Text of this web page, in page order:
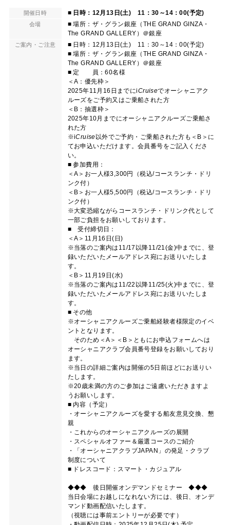
開催日時 ■ 日時：12月13日(土) 11：30～14：00(予定)
会場
■ 場所：ザ・グラン銀座（THE GRAND GINZA・
The GRAND GALLERY）＠銀座
ご案内・ご注意
■ 日時：12月13日(土) 11：30～14：00(予定)
■ 場所：ザ・グラン銀座（THE GRAND GINZA・
The GRAND GALLERY）＠銀座
■ 定 員：60名様
＜A：優先枠＞
2025年11月16日までにiCruiseでオーシャニアク
ルーズをご予約又はご乗船された方
＜B：抽選枠＞
2025年10月までにオーシャニアクルーズご乗船さ
れた方
※iCruise以外でご予約・ご乗船された方も＜B＞に
てお申込いただけます。会員番号をご記入くださ
い。
■ 参加費用：
＜A＞お一人様3,300円（税込/コースランチ・ドリ
ンク付）
＜B＞お一人様5,500円（税込/コースランチ・ドリ
ンク付）
※大変恐縮ながらコースランチ・ドリンク代として
一部ご負担をお願いしております。
■ 受付締切日：
＜A＞11月16日(日)
※当落のご案内は11/17以降11/21(金)中までに、登
録いただいたメールアドレス宛にお送りいたしま
す。
＜B＞11月19日(水)
※当落のご案内は11/22以降11/25(火)中までに、登
録いただいたメールアドレス宛にお送りいたしま
す。
■ その他
※オーシャニアクルーズご乗船経験者様限定のイベ
ントとなります。
そのため＜A＞＜B＞ともにお申込フォームへは
オーシャニアクラブ会員番号登録をお願いしており
ます。
※当日の詳細ご案内は開催の5日前ほどにお送りい
たします。
※20歳未満の方のご参加はご遠慮いただきますよ
うお願いします。
■ 内容（予定）
・オーシャニアクルーズを愛する船友意見交換、懇
親
・これからのオーシャニアクルーズの展開
・スペシャルオファー＆厳選コースのご紹介
・「オーシャニアクラブJAPAN」の発足・クラブ
制度について
■ ドレスコード：スマート・カジュアル
◆◆◆ 後日開催オンデマンドセミナー ◆◆◆
当日会場にお越しになれない方には、後日、オンデ
マンド動画配信いたします。
（視聴には事前エントリーが必要です）